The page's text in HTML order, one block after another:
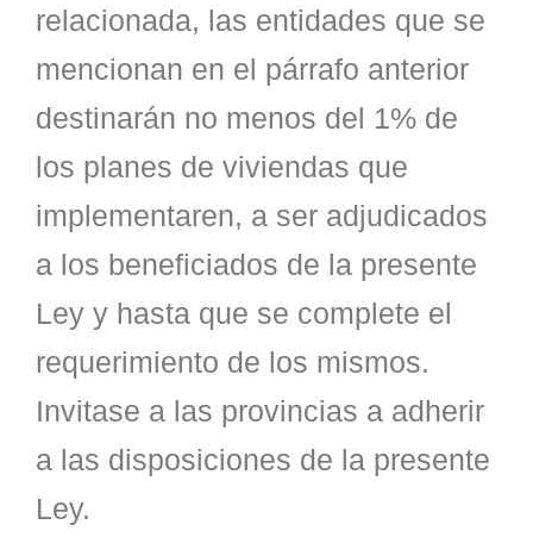
relacionada, las entidades que se
mencionan en el párrafo anterior
destinarán no menos del 1% de
los planes de viviendas que
implementaren, a ser adjudicados
a los beneficiados de la presente
Ley y hasta que se complete el
requerimiento de los mismos.
Invitase a las provincias a adherir
a las disposiciones de la presente
Ley.